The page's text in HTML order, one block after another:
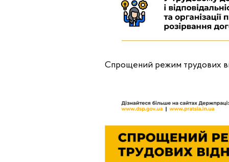
Спрощений режим трудових